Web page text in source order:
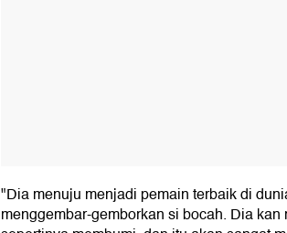
"Dia menuju menjadi pemain terbaik di
menggembar-gemborkan si bocah. Dia